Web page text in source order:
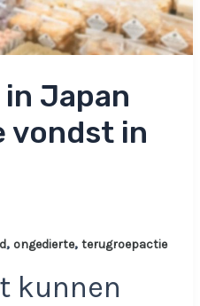
Japan
vondst in
, ongedierte, terugroepactie
kunnen